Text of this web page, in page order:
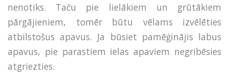
nenotiks. Taču pie lielākiem un grūtākiem
pārgājieniem, tomēr būtu vēlams izvēlēties
atbilstošus apavus. Ja būsiet pamēģinājis labus
apavus, pie parastiem ielas apaviem negribēsies
atgriezties.